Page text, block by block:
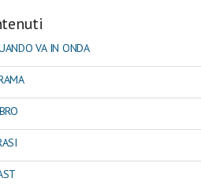
VA IN ONDA